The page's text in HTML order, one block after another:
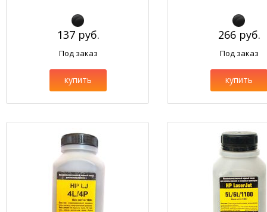
137 руб.
Под заказ
купить
266 руб.
Под заказ
купить